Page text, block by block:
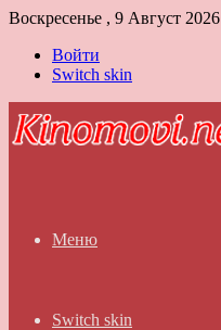
Воскресенье , 9 Август 2026
Войти
Switch skin
Меню
Switch skin